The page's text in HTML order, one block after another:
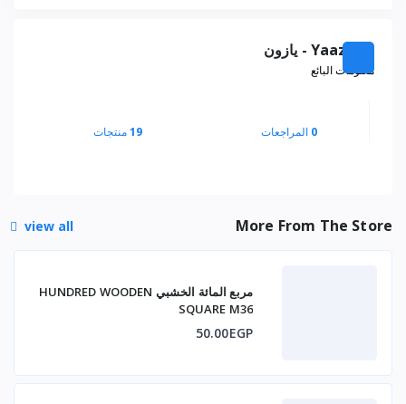
Yaazoon - يازون
معلومات البائع
0 المراجعات 19منتجات
More From The Store
view all
مربع المائة الخشبي HUNDRED WOODEN
SQUARE M36
50.00EGP